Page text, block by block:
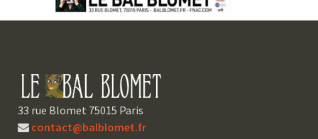
33 rue Blomet 75015 Paris
contact@balblomet.fr